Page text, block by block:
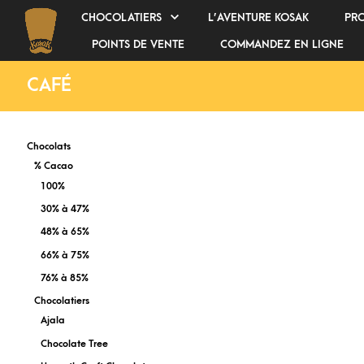
CHOCOLATIERS L’AVENTURE KOSAK
POINTS DE VENTE COMMANDEZ EN LIGNE
CAFÉ
Chocolats
% Cacao
100%
30% à 47%
48% à 65%
66% à 75%
76% à 85%
Chocolatiers
Ajala
Chocolate Tree